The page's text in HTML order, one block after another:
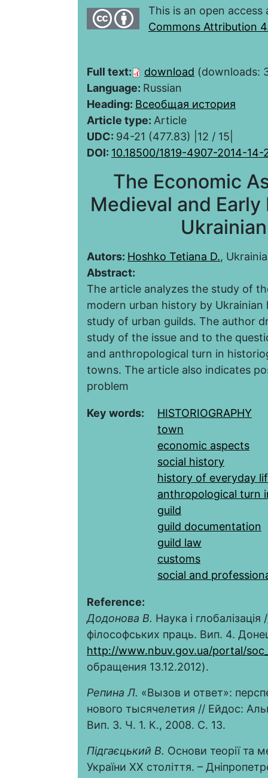
This is an open
Commons Attribution
Full text: download (downloads:
Language: Russian
Heading: Всеобщая история
Article type: Article
UDC: 94-21 (477.83) |12 / 15|
DOI: 10.18500/1819-4907-2014-
The Economic
Medieval and
Autors: Hoshko Tetiana D.,
Abstract:
The article analyzes the study of
modern urban history by
study of urban guilds. The author
study of the issue and to the
and anthropological turn in
towns. The article also indicates
problem
Key words:
HISTORIOGRAPHY
town
economic aspects
social history
history of everyday
anthropological turn
guild
guild documentation
guild law
customs
social and
Reference:
Додонова В. Наука і
філософських праць. Вип. 4.
http://www.nbuv.gov.ua/portal/
обращения 13.12.2012).
Репина Л. «Вызов и ответ»:
нового тысячелетия // Ейдос:
Вип. 3. Ч. 1. К., 2008. С. 13.
Підгаєцький В. Основи теорії та
України ХХ століття. –